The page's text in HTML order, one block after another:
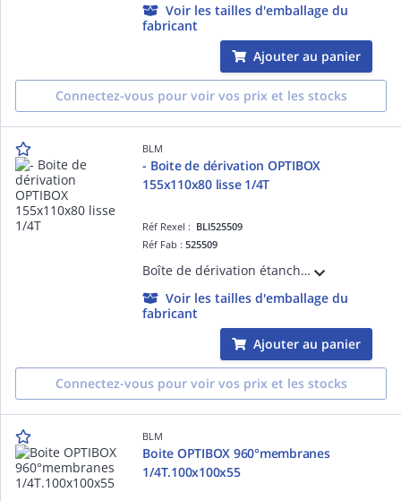
Voir les tailles d'emballage du
fabricant
Ajouter au panier
Connectez-vous pour voir vos prix et les stocks
BLM
- Boite de dérivation OPTIBOX
155x110x80 lisse 1/4T
Réf Rexel : BLI525509
Réf Fab :525509
Boîte de dérivation étanche à percer. Faces lisses pour une installation de presse-étoupe ISO ou Pg. Tenue au fil incandescent 960°C. IP65.
Voir les tailles d'emballage du
fabricant
Ajouter au panier
Connectez-vous pour voir vos prix et les stocks
BLM
Boite OPTIBOX 960°membranes
1/4T.100x100x55